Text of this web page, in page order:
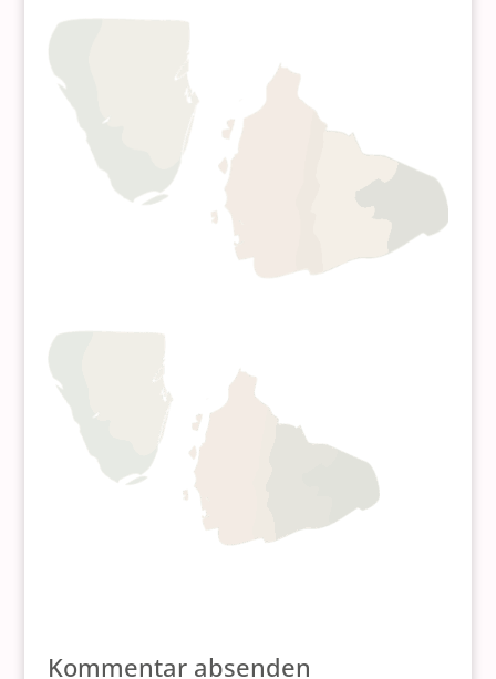
Kommentar absenden